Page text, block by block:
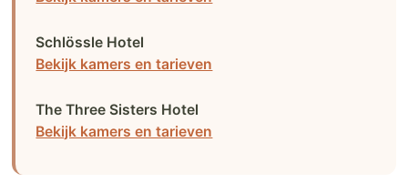
Schlössle Hotel
Bekijk kamers en tarieven
The Three Sisters Hotel
Bekijk kamers en tarieven